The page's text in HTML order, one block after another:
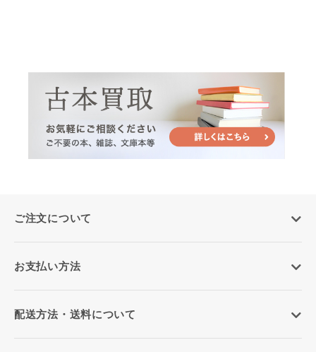
ご注文について
お支払い方法
配送方法・送料について